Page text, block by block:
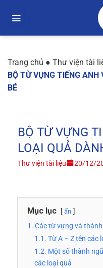
đến
Trang chủ ● Thư viện tài
BỘ TỪ VỰNG TIẾNG
BÉ
BỘ TỪ VỰNG
LOẠI QUẢ
Thư viện tài liệu 20/12/
Mục lục ẩn
1. Các từ vựng và
1.1. Từ A – Z tên các
1.2. Một số thành
các loại quả